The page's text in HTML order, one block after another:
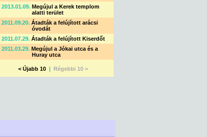
2013.01.09. Megújul a Kerek templom
alatti terület
2011.09.20. Átadták a felújított arácsi
óvodát
2011.07.29. Átadták a felújított Kiserdőt
2011.03.29. Megújul a Jókai utca és a
Huray utca
< Újabb 10 | Régebbi 10 >